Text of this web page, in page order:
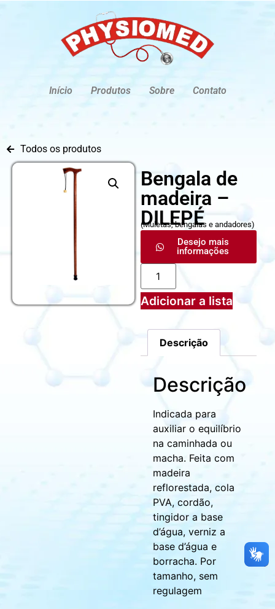
Início Produtos Sobre Contato
Todos os produtos
Bengala de
madeira –
DILEPÉ
(Muletas, bengalas e andadores)
Desejo mais
informações
Adicionar a lista
Descrição
Descrição
Indicada para
auxiliar o equilíbrio
na caminhada ou
macha. Feita com
madeira
reflorestada, cola
PVA, cordão,
tingidor a base
d’água, verniz a
base d’água e
borracha. Por
tamanho, sem
regulagem